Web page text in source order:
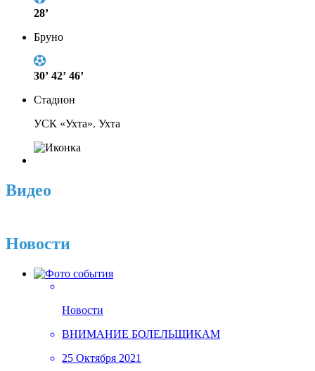
28’
Бруно
30’ 42’ 46’
Стадион
УСК «Ухта». Ухта
Видео
Новости
Новости
ВНИМАНИЕ БОЛЕЛЬЩИКАМ
25 Октября 2021